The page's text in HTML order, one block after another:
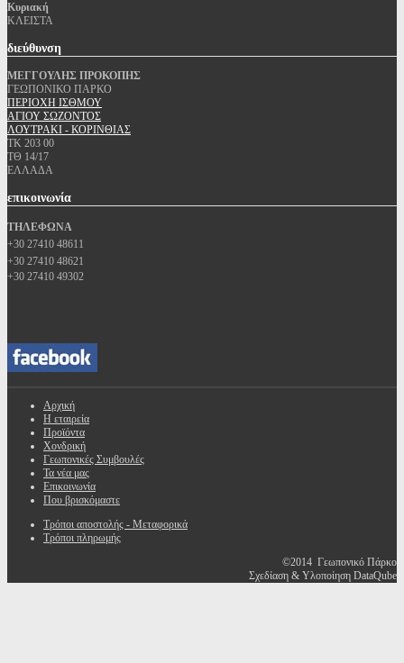
Κυριακή
ΚΛΕΙΣΤΑ
διεύθυνση
ΜΕΓΓΟΥΛΗΣ ΠΡΟΚΟΠΗΣ
ΓΕΩΠΟΝΙΚΟ ΠΑΡΚΟ
ΠΕΡΙΟΧΗ ΙΣΘΜΟΥ
ΑΓΙΟΥ ΣΩΖΟΝΤΟΣ
ΛΟΥΤΡΑΚΙ - ΚΟΡΙΝΘΙΑΣ
ΤΚ 203 00
ΤΘ 14/17
ΕΛΛΑΔΑ
επικοινωνία
ΤΗΛΕΦΩΝΑ
+30 27410 48611
+30 27410 48621
+30 27410 49302
Αρχική
Η εταιρεία
Προϊόντα
Χονδρική
Γεωπονικές Συμβουλές
Τα νέα μας
Επικοινωνία
Που βρισκόμαστε
Τρόποι αποστολής - Μεταφορικά
Τρόποι πληρωμής
©2014 Γεωπονικό Πάρκο
Σχεδίαση & Υλοποίηση DataQube